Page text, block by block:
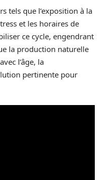
tels que l’exposition à la
et les horaires de
ce cycle, engendrant
la production naturelle
l’âge, la
pertinente pour